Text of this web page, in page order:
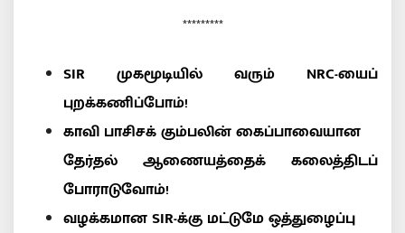
*********
SIR முகமூடியில் வரும் NRC-யைப்
புறக்கணிப்போம்!
காவி பாசிசக் கும்பலின் கைப்பாவையான
தேர்தல் ஆணையத்தைக் கலைத்திடப்
போராடுவோம்!
வழக்கமான SIR-க்கு மட்டுமே ஒத்துழைப்பு